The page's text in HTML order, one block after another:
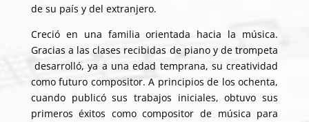
de su país y del extranjero.
Creció en una familia orientada hacia la música.
Gracias a las clases recibidas de piano y de trompeta
desarrolló, ya a una edad temprana, su creatividad
como futuro compositor. A principios de los ochenta,
cuando publicó sus trabajos iniciales, obtuvo sus
primeros éxitos como compositor de música para